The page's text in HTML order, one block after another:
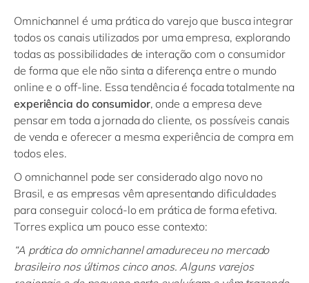
Omnichannel é uma prática do varejo que busca integrar
todos os canais utilizados por uma empresa, explorando
todas as possibilidades de interação com o consumidor
de forma que ele não sinta a diferença entre o mundo
online e o off-line. Essa tendência é focada totalmente na
experiência do consumidor, onde a empresa deve
pensar em toda a jornada do cliente, os possíveis canais
de venda e oferecer a mesma experiência de compra em
todos eles.
O omnichannel pode ser considerado algo novo no
Brasil, e as empresas vêm apresentando dificuldades
para conseguir colocá-lo em prática de forma efetiva.
Torres explica um pouco esse contexto:
“A prática do omnichannelamadureceu no mercado
brasileiro nos últimos cinco anos. Alguns varejos